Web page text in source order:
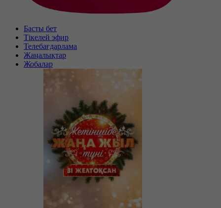
Басты бет
Тікелей эфир
Телебағдарлама
Жаңалықтар
Жобалар